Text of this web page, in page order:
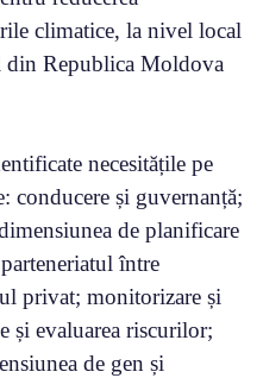
climatice, la nivel local
din Republica Moldova
necesitățile pe
conducere și guvernanță;
de planificare
între
privat; monitorizare și
și evaluarea riscurilor;
de gen și